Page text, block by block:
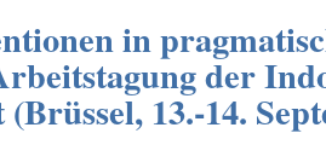
in
der
13.-14.